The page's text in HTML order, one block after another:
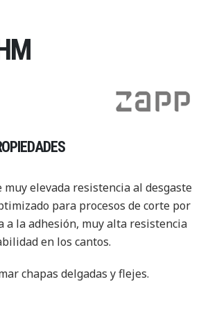
muy elevada resistencia al desgaste
para procesos de corte por
a la adhesión, muy alta resistencia
en los cantos.
chapas delgadas y flejes.